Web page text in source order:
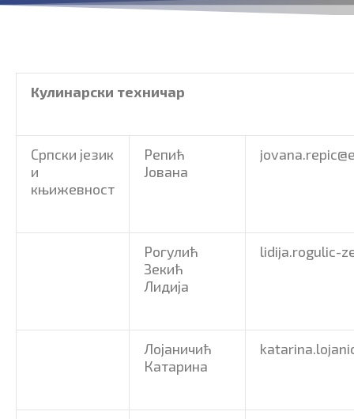
Кулинарски техничар
Српски језик
и
књижевност
Репић
Јована
Рогулић
Зекић
Лидија
lidija.rogulic-
Лојаничић
Катарина